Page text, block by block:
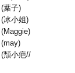
葉子)
冰小姐)
(頹小疤//